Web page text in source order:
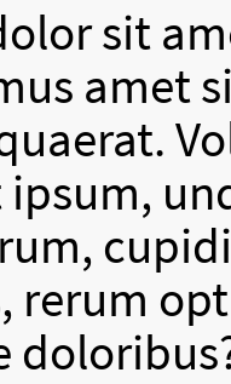
sit
amet
rerum